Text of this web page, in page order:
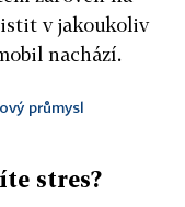
v jakoukoliv
nachází.
průmysl
stres?